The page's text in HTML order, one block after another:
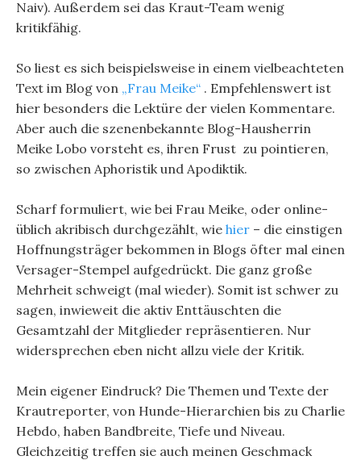
Naiv). Außerdem sei das Kraut-Team wenig
kritikfähig.
So liest es sich beispielsweise in einem vielbeachteten
Text im Blog von „Frau Meike“ . Empfehlenswert ist
hier besonders die Lektüre der vielen Kommentare.
Aber auch die szenenbekannte Blog-Hausherrin
Meike Lobo vorsteht es, ihren Frust zu pointieren,
so zwischen Aphoristik und Apodiktik.
Scharf formuliert, wie bei Frau Meike, oder online-
üblich akribisch durchgezählt, wie hier – die einstigen
Hoffnungsträger bekommen in Blogs öfter mal einen
Versager-Stempel aufgedrückt. Die ganz große
Mehrheit schweigt (mal wieder). Somit ist schwer zu
sagen, inwieweit die aktiv Enttäuschten die
Gesamtzahl der Mitglieder repräsentieren. Nur
widersprechen eben nicht allzu viele der Kritik.
Mein eigener Eindruck? Die Themen und Texte der
Krautreporter, von Hunde-Hierarchien bis zu Charlie
Hebdo, haben Bandbreite, Tiefe und Niveau.
Gleichzeitig treffen sie auch meinen Geschmack